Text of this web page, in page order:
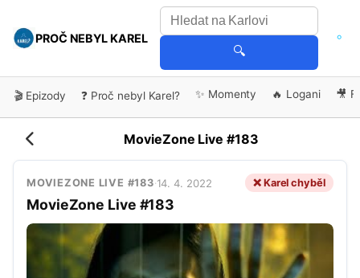
PROČ NEBYL KAREL
🔍
🎬 Epizody ❓ Proč nebyl Karel? ✨ Momenty 🔥 Logani 🎥
MovieZone Live #183
MOVIEZONE LIVE #183·14. 4. 2022 ❌ Karel chyběl
MovieZone Live #183